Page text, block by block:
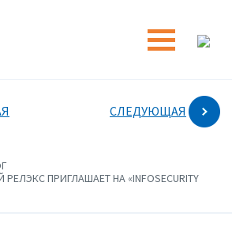
СЛЕДУЮЩАЯ
ПРИГЛАШАЕТ НА «INFOSECURITY